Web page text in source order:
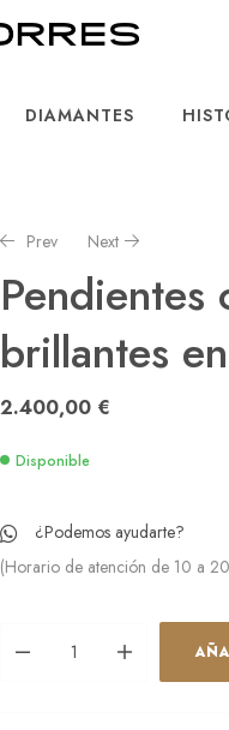
DIAMANTES
Prev
€
Next
€
Pendientes
brillantes
2.400,00 €
Disponible
¿Podemos ayudarte?
(Horario de atención de 10 a